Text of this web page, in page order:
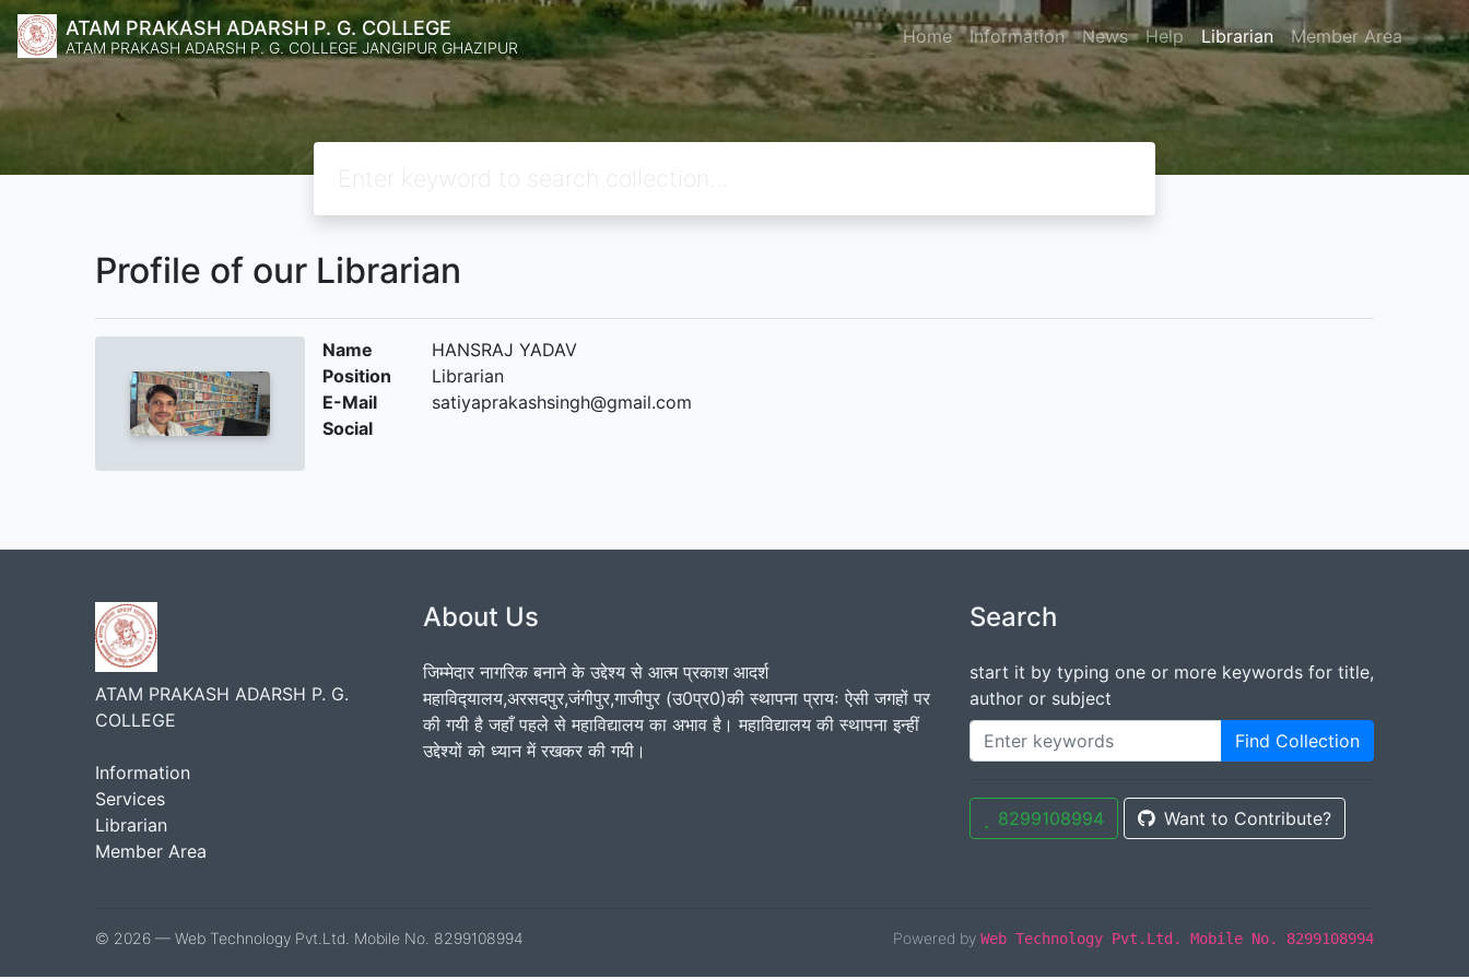
ATAM PRAKASH ADARSH P. G. COLLEGE
ATAM PRAKASH ADARSH P. G. COLLEGE JANGIPUR GHAZIPUR Home Information News Help Librarian Member Area
Profile of our Librarian
Name
HANSRAJ YADAV
Position
Librarian
E-Mail
satiyaprakashsingh@gmail.com
Social
ATAM PRAKASH ADARSH P. G.
COLLEGE
Information
Services
Librarian
Member Area
About Us
जिम्मेदार नागरिक बनाने के उद्देश्य से आत्‍म प्रकाश आदर्श
महाविद्‍यालय,अरसदपुर,जंगीपुर,गाजीपुर (उ0प्र0)की स्थापना प्रायः ऐसी जगहों पर
की गयी है जहाँ पहले से महाविद्यालय का अभाव है। महाविद्यालय की स्थापना इन्हीं
उद्देश्यों को ध्यान में रखकर की गयी।
Search
start it by typing one or more keywords for title,
author or subject
Find Collection
8299108994 Want to Contribute?
© 2026 — Web Technology Pvt.Ltd. Mobile No. 8299108994 Powered by Web Technology Pvt.Ltd. Mobile No. 8299108994